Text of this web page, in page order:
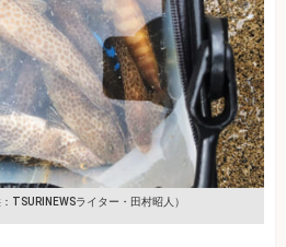
TSURINEWSライター・田村昭人）